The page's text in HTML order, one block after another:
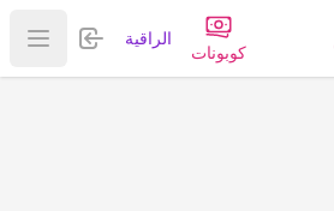
كوبونات
الراقية تسجيل
عرض